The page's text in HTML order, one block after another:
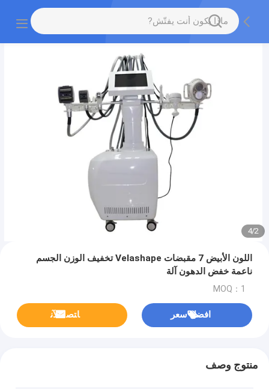
2
/
4
اللون الأبيض 7 مقبضات Velashape تخفيف الوزن الجسم
ناعمة خفض الدهون آلة
MOQ：1
افضل سعر ﺎﺘﺼﻟ ﺍﻶﻧ
منتوج وصف